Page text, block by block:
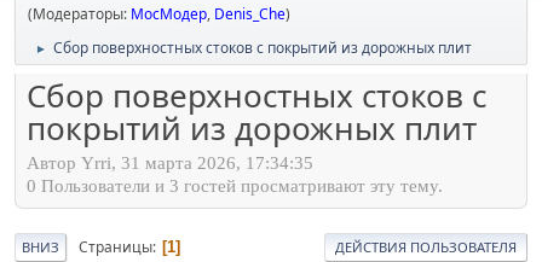
(Модераторы: МосМодер, Denis_Che)
► Сбор поверхностных стоков с покрытий из дорожных плит
Сбор поверхностных стоков с
покрытий из дорожных плит
Автор Yrri, 31 марта 2026, 17:34:35
0 Пользователи и 3 гостей просматривают эту тему.
ВНИЗ Страницы 1 ДЕЙСТВИЯ ПОЛЬЗОВАТЕЛЯ